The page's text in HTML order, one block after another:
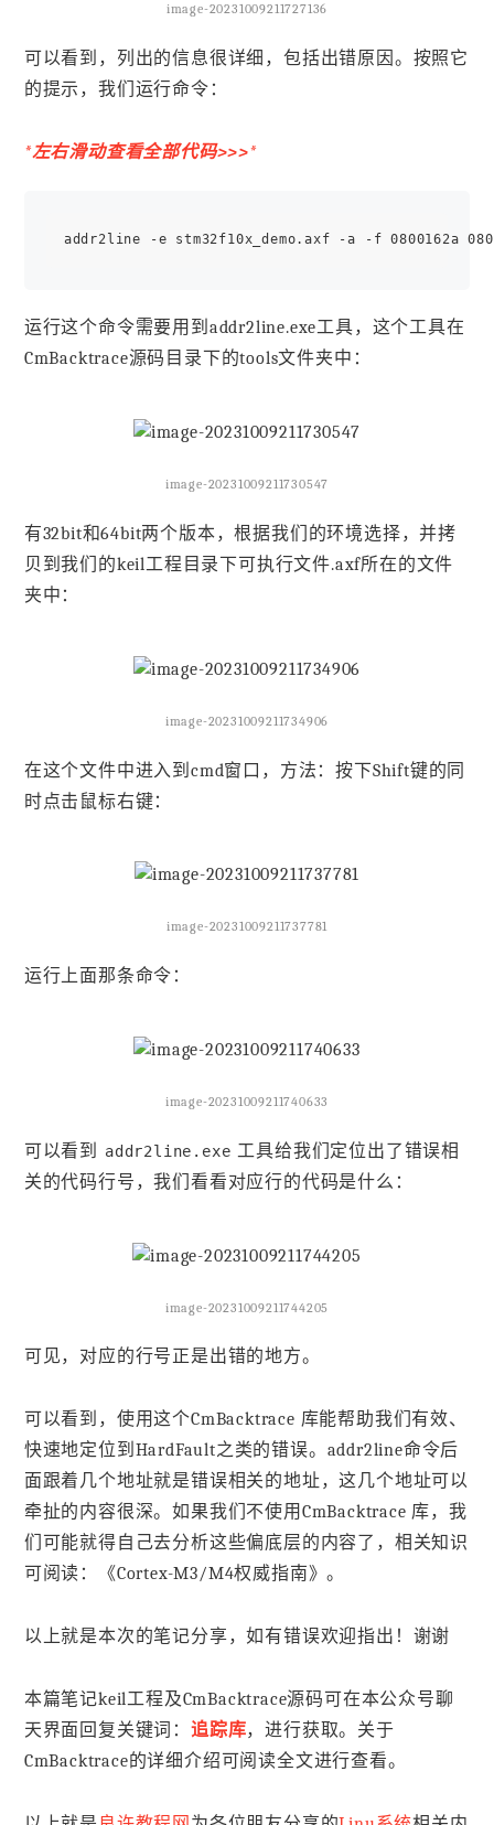
image-20231009211727136
可以看到，列出的信息很详细，包括出错原因。按照它
的提示，我们运行命令：
*左右滑动查看全部代码>>>*
运行这个命令需要用到addr2line.exe工具，这个工具在
CmBacktrace源码目录下的tools文件夹中：
image-20231009211730547
有32bit和64bit两个版本，根据我们的环境选择，并拷
贝到我们的keil工程目录下可执行文件.axf所在的文件
夹中：
image-20231009211734906
在这个文件中进入到cmd窗口，方法：按下Shift键的同
时点击鼠标右键：
image-20231009211737781
运行上面那条命令：
image-20231009211740633
可以看到 addr2line.exe 工具给我们定位出了错误相
关的代码行号，我们看看对应行的代码是什么：
image-20231009211744205
可见，对应的行号正是出错的地方。
可以看到，使用这个CmBacktrace 库能帮助我们有效、
快速地定位到HardFault之类的错误。addr2line命令后
面跟着几个地址就是错误相关的地址，这几个地址可以
牵扯的内容很深。如果我们不使用CmBacktrace 库，我
们可能就得自己去分析这些偏底层的内容了，相关知识
可阅读：《Cortex-M3/M4权威指南》。
以上就是本次的笔记分享，如有错误欢迎指出！谢谢
本篇笔记keil工程及CmBacktrace源码可在本公众号聊
天界面回复关键词： 追踪库，进行获取。关于
CmBacktrace的详细介绍可阅读全文进行查看。